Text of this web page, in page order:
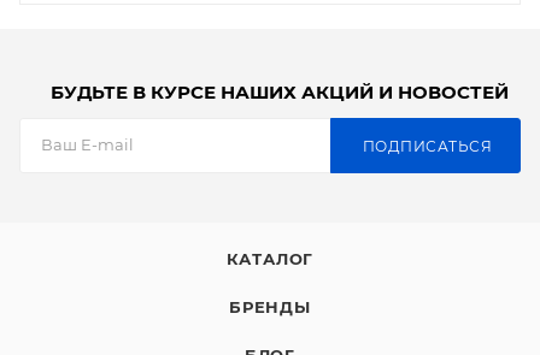
БУДЬТЕ В КУРСЕ НАШИХ АКЦИЙ И НОВОСТЕЙ
ПОДПИСАТЬСЯ
КАТАЛОГ
БРЕНДЫ